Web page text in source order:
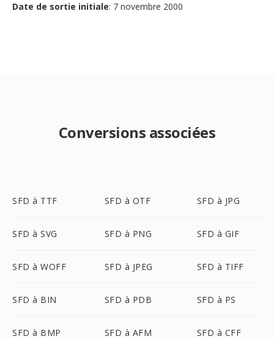
Date de sortie initiale: 7 novembre 2000
Conversions associées
SFD à TTF SFD à OTF SFD à JPG
SFD à SVG SFD à PNG SFD à GIF
SFD à WOFF SFD à JPEG SFD à TIFF
SFD à BIN SFD à PDB SFD à PS
SFD à BMP SFD à AFM SFD à CFF